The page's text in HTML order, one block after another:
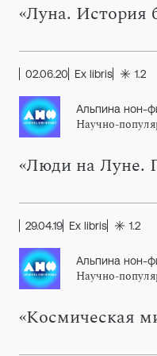
«Луна. История
02.06.20 Ex libris 1.2
Альпина нон-
Научно-
«Люди на Луне.
29.04.19 Ex libris 1.2
Альпина нон-
Научно-
«Космическая